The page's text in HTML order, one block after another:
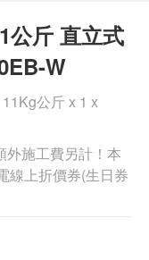
公斤 直立式
W
公斤 x 1 x
外施工費另計！本
線上折價券(生日券